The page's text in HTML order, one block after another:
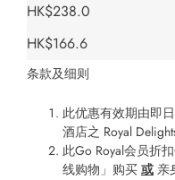
HK$238.0
HK$166.6
条款及细则
此优惠有效期由即
酒店之 Royal
此Go Royal会员折
线购物」购买 或 亲